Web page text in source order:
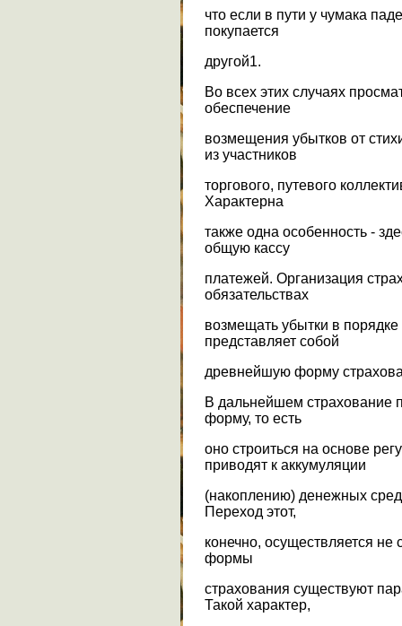
что если в пути у чумака
покупается
другой1.
Во всех этих случаях
обеспечение
возмещения убытков от
из участников
торгового, путевого
Характерна
также одна особенность -
общую кассу
платежей. Организация
обязательствах
возмещать убытки в
представляет собой
древнейшую форму
В дальнейшем страхование
форму, то есть
оно строиться на основе
приводят к аккумуляции
(накоплению) денежных
Переход этот,
конечно, осуществляется не
формы
страхования существуют
Такой характер,